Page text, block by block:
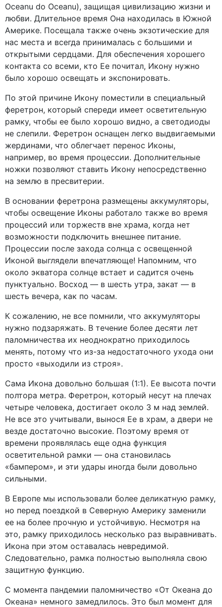
Oceanu do Oceanu), защищая цивилизацию жизни и
любви. Длительное время Она находилась в Южной
Америке. Посещала также очень экзотические для
нас места и всегда принималась с большими и
открытыми сердцами. Для обеспечения хорошего
контакта со всеми, кто Ее почитал, Икону нужно
было хорошо освещать и экспонировать.
По этой причине Икону поместили в специальный
феретрон, который спереди имеет осветительную
рамку, чтобы ее было хорошо видно, а светодиоды
не слепили. Феретрон оснащен легко выдвигаемыми
жердинами, что облегчает перенос Иконы,
например, во время процессии. Дополнительные
ножки позволяют ставить Икону непосредственно
на землю в пресвитерии.
В основании феретрона размещены аккумуляторы,
чтобы освещение Иконы работало также во время
процессий или торжеств вне храма, когда нет
возможности подключить внешнее питание.
Процессии после захода солнца с освещенной
Иконой выглядели впечатляюще! Напомним, что
около экватора солнце встает и садится очень
пунктуально. Восход — в шесть утра, закат — в
шесть вечера, как по часам.
К сожалению, не все помнили, что аккумуляторы
нужно подзаряжать. В течение более десяти лет
паломничества их неоднократно приходилось
менять, потому что из-за недостаточного ухода они
просто «выходили из строя».
Сама Икона довольно большая (1:1). Ее высота почти
полтора метра. Феретрон, который несут на плечах
четыре человека, достигает около 3 м над землей.
Не все это учитывали, вынося Ее в храм, а двери не
везде достаточно высокие. Поэтому время от
времени проявлялась еще одна функция
осветительной рамки — она становилась
«бампером», и эти удары иногда были довольно
сильными.
В Европе мы использовали более деликатную рамку,
но перед поездкой в Северную Америку заменили
ее на более прочную и устойчивую. Несмотря на
это, рамку приходилось несколько раз выравнивать.
Икона при этом оставалась невредимой.
Следовательно, рамка полностью выполняла свою
защитную функцию.
С момента пандемии паломничество «От Океана до
Океана» немного замедлилось. Это был момент для